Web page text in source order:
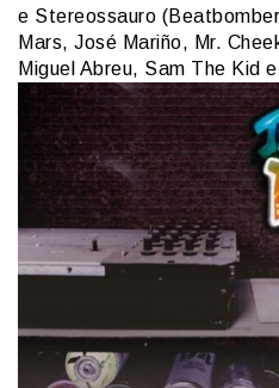
e Stereossauro
Mars, José Mariño, Mr.
Miguel Abreu, Sam The Kid